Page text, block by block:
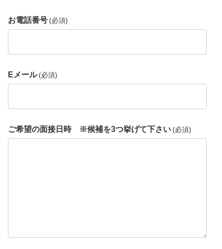
お電話番号 (必須)
Eメール (必須)
ご希望の面接日時 ※候補を3つ挙げて下さい (必須)